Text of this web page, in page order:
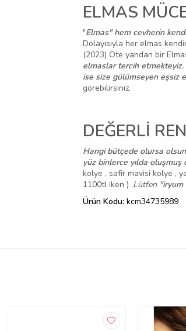
ELMAS
"Elmas" hem cevherin
Dolayısıyla her elmas
(2023) Öte yandan bir
elmaslar tercih etmekteyiz.
ise size gülümseyen eşsiz
görebilirsiniz.
DEĞERLİ
Hangi bütçede olursa
yüz binlerce yılda
kolye , safir mavisi kolye ,
1100tl iken ) .Lütfen "iryum
Ürün Kodu: kcm34735989